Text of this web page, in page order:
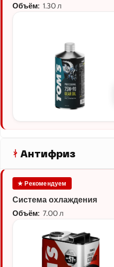
Объём: 1.30 л
Антифриз
★ Рекомендуем
Система охлаждения
Объём: 7.00 л